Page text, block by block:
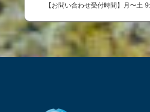
【お問い合わせ受付時間】月〜土